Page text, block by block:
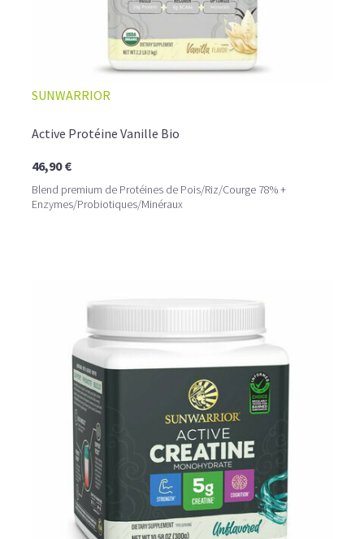
SUNWARRIOR
Active Protéine Vanille Bio
46,90 €
Blend premium de Protéines de Pois/Riz/Courge 78% +
Enzymes/Probiotiques/Minéraux